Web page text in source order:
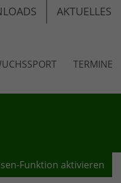
AKTUELLES
TERMINE
Funktion aktivieren